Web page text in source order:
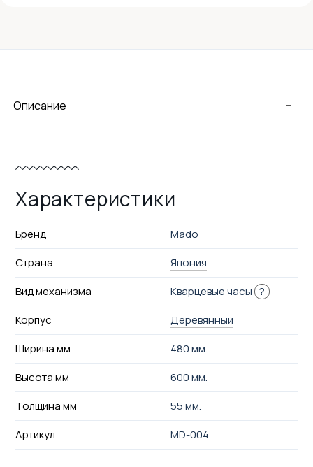
-
Описание
Характеристики
Бренд
Mado
Страна
Япония
Вид механизма
Кварцевые часы ?
Корпус
Деревянный
Ширина мм
480 мм.
Высота мм
600 мм.
Толщина мм
55 мм.
Артикул
MD-004